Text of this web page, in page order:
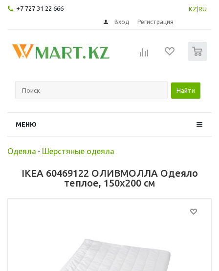
+7 727 31 22 666 KZ RU
Вход Регистрация
Найти
МЕНЮ
Одеяла - Шерстяные одеяла
IKEA 60469122 ОЛИВМОЛЛА Одеяло
теплое, 150x200 см